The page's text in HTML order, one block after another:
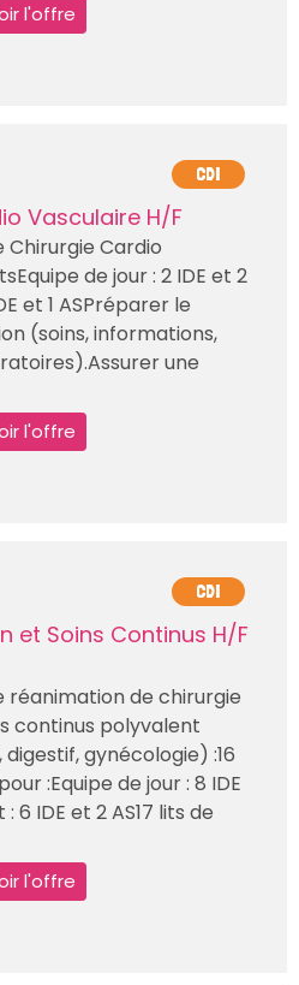
l'offre
CDI
Vasculaire H/F
Chirurgie Cardio
de jour : 2 IDE et 2
et 1 ASPréparer le
(soins, informations,
une
l'offre
CDI
et Soins Continus H/F
réanimation de chirurgie
continus polyvalent
gynécologie) :16
:Equipe de jour : 8 IDE
6 IDE et 2 AS17 lits de
l'offre